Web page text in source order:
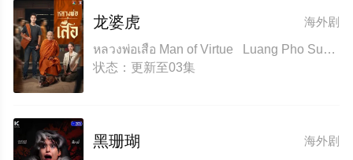
海外剧
龙婆虎
หลวงพ่อเสือ Man of Virtue Luang Pho Suea
状态：更新至03集
海外剧
黑珊瑚